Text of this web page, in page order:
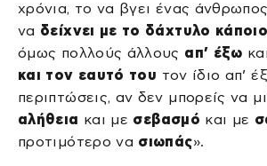
χρόνια, το να βγει ένας άνθρωπος
να δείχνει με το δάχτυλο
όμως πολλούς άλλους απ’ έξω
και τον εαυτό του τον ίδιο απ’
περιπτώσεις, αν δεν μπορείς να
αλήθεια και με σεβασμό και με
προτιμότερο να σιωπάς».